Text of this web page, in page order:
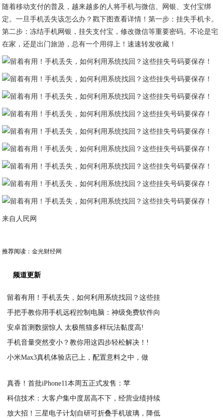
随着移动支付的普及，越来越多的人将手机与微信、网银、支付宝绑
定。一旦手机丢失该怎么办？戳下图查看详情！第一步：挂失手机卡。
第二步：冻结手机网银，挂失支付宝，修改微信等重要密码。不论是宅
在家，还是出门旅游，总有一个用得上！速速转发收藏！
来自人民网
推荐阅读：金光财经网
频道更新
留着有用！手机丢失，如何利用系统找回？这些挂
手把手教你用手机远程控制电脑：神级免费软件向
安卓首测数据惊人 太极熊猫多样玩法黏度高!
手机音量突然变小？教你用这四步轻松解决！!
小米Max3真机体验店已上，配置意料之中，做
真香！首批iPhone11本周五正式发售：苹
科信技术：大客户集中度居高不下，经营业绩持续
放大招！三星电子计划自研可折叠手机玻璃，降低